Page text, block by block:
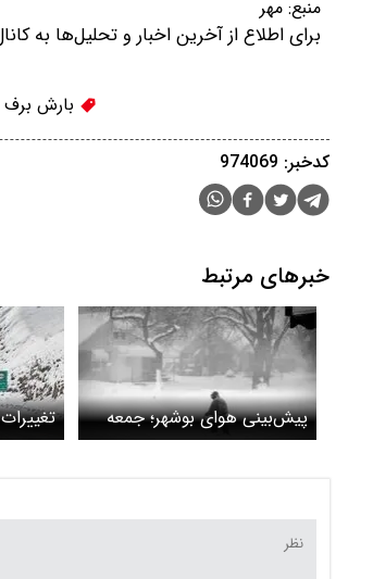
منبع: مهر
برای اطلاع از آخرین اخبار و تحلیل‌ها به
بارش برف
کدخبر: 974069
خبرهای مرتبط
پیش‌بینی هوای بوشهر؛ جمعه
سوم اسفند
در